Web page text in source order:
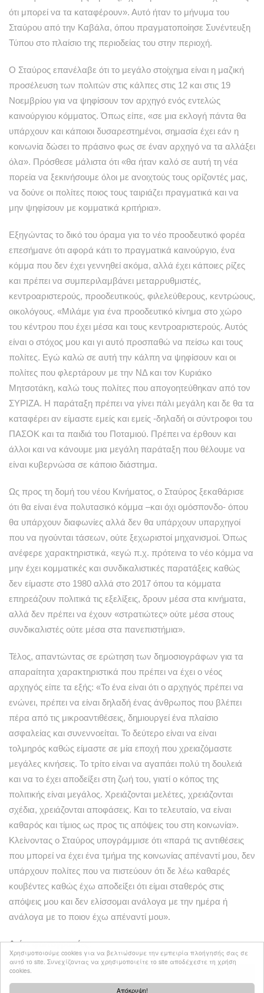
Απόκρυψη!
Χρησιμοποιούμε cookies για να βελτιώσουμε την εμπειρία πλοήγησής σας σε
αυτό το site. Συνεχίζοντας να χρησιμοποιείτε το site αποδέχεστε τη χρήση
cookies.
ότι μπορεί να τα καταφέρουν». Αυτό ήταν το μήνυμα του
Σταύρου από την Καβάλα, όπου πραγματοποίησε Συνέντευξη
Τύπου στο πλαίσιο της περιοδείας του στην περιοχή.
Ο Σταύρος επανέλαβε ότι το μεγάλο στοίχημα είναι η μαζική
προσέλευση των πολιτών στις κάλπες στις 12 και στις 19
Νοεμβρίου για να ψηφίσουν τον αρχηγό ενός εντελώς
καινούργιου κόμματος. Όπως είπε, «σε μια εκλογή πάντα θα
υπάρχουν και κάποιοι δυσαρεστημένοι, σημασία έχει εάν η
κοινωνία δώσει το πράσινο φως σε έναν αρχηγό να τα αλλάξει
όλα». Πρόσθεσε μάλιστα ότι «θα ήταν καλό σε αυτή τη νέα
πορεία να ξεκινήσουμε όλοι με ανοιχτούς τους ορίζοντές μας,
να δούνε οι πολίτες ποιος τους ταιριάζει πραγματικά και να
μην ψηφίσουν με κομματικά κριτήρια».
Εξηγώντας το δικό του όραμα για το νέο προοδευτικό φορέα
επεσήμανε ότι αφορά κάτι το πραγματικά καινούργιο, ένα
κόμμα που δεν έχει γεννηθεί ακόμα, αλλά έχει κάποιες ρίζες
και πρέπει να συμπεριλαμβάνει μεταρρυθμιστές,
κεντροαριστερούς, προοδευτικούς, φιλελεύθερους, κεντρώους,
οικολόγους. «Μιλάμε για ένα προοδευτικό κίνημα στο χώρο
του κέντρου που έχει μέσα και τους κεντροαριστερούς. Αυτός
είναι ο στόχος μου και γι αυτό προσπαθώ να πείσω και τους
πολίτες. Εγώ καλώ σε αυτή την κάλπη να ψηφίσουν και οι
πολίτες που φλερτάρουν με την ΝΔ και τον Κυριάκο
Μητσοτάκη, καλώ τους πολίτες που απογοητεύθηκαν από τον
ΣΥΡΙΖΑ. Η παράταξη πρέπει να γίνει πάλι μεγάλη και δε θα τα
καταφέρει αν είμαστε εμείς και εμείς -δηλαδή οι σύντροφοι του
ΠΑΣΟΚ και τα παιδιά του Ποταμιού. Πρέπει να έρθουν και
άλλοι και να κάνουμε μια μεγάλη παράταξη που θέλουμε να
είναι κυβερνώσα σε κάποιο διάστημα.
Ως προς τη δομή του νέου Κινήματος, ο Σταύρος ξεκαθάρισε
ότι θα είναι ένα πολυτασικό κόμμα –και όχι ομόσπονδο- όπου
θα υπάρχουν διαφωνίες αλλά δεν θα υπάρχουν υπαρχηγοί
που να ηγούνται τάσεων, ούτε ξεχωριστοί μηχανισμοί. Όπως
ανέφερε χαρακτηριστικά, «εγώ π.χ. πρότεινα το νέο κόμμα να
μην έχει κομματικές και συνδικαλιστικές παρατάξεις καθώς
δεν είμαστε στο 1980 αλλά στο 2017 όπου τα κόμματα
επηρεάζουν πολιτικά τις εξελίξεις, δρουν μέσα στα κινήματα,
αλλά δεν πρέπει να έχουν «στρατιώτες» ούτε μέσα στους
συνδικαλιστές ούτε μέσα στα πανεπιστήμια».
Τέλος, απαντώντας σε ερώτηση των δημοσιογράφων για τα
απαραίτητα χαρακτηριστικά που πρέπει να έχει ο νέος
αρχηγός είπε τα εξής: «Το ένα είναι ότι ο αρχηγός πρέπει να
ενώνει, πρέπει να είναι δηλαδή ένας άνθρωπος που βλέπει
πέρα από τις μικροαντιθέσεις, δημιουργεί ένα πλαίσιο
ασφαλείας και συνεννοείται. Το δεύτερο είναι να είναι
τολμηρός καθώς είμαστε σε μία εποχή που χρειαζόμαστε
μεγάλες κινήσεις. Το τρίτο είναι να αγαπάει πολύ τη δουλειά
και να το έχει αποδείξει στη ζωή του, γιατί ο κόπος της
πολιτικής είναι μεγάλος. Χρειάζονται μελέτες, χρειάζονται
σχέδια, χρειάζονται αποφάσεις. Και το τελευταίο, να είναι
καθαρός και τίμιος ως προς τις απόψεις του στη κοινωνία».
Κλείνοντας ο Σταύρος υπογράμμισε ότι «παρά τις αντιθέσεις
που μπορεί να έχει ένα τμήμα της κοινωνίας απέναντί μου, δεν
υπάρχουν πολίτες που να πιστεύουν ότι δε λέω καθαρές
κουβέντες καθώς έχω αποδείξει ότι είμαι σταθερός στις
απόψεις μου και δεν ελίσσομαι ανάλογα με την ημέρα ή
ανάλογα με το ποιον έχω απέναντί μου».
Δείτε φωτογραφίες: